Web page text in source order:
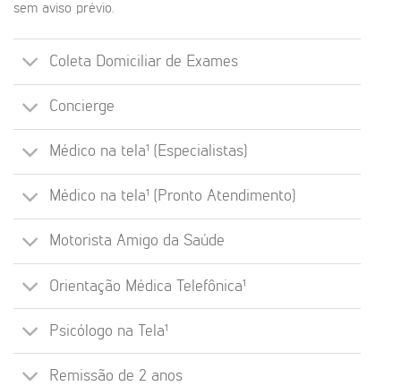
sem aviso prévio.
Coleta Domiciliar de Exames
Concierge
Médico na tela¹ (Especialistas)
Médico na tela¹ (Pronto Atendimento)
Motorista Amigo da Saúde
Orientação Médica Telefônica¹
Psicólogo na Tela¹
Remissão de 2 anos